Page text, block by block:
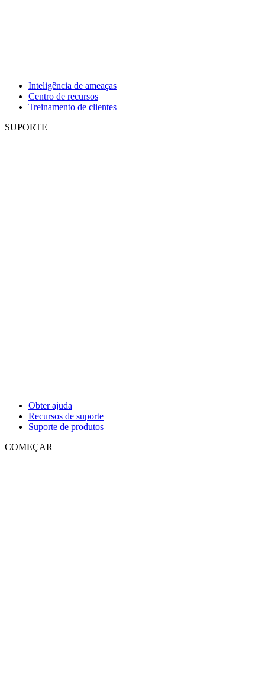
Inteligência de ameaças
Centro de recursos
Treinamento de clientes
SUPORTE
Obter ajuda
Recursos de suporte
Suporte de produtos
COMEÇAR